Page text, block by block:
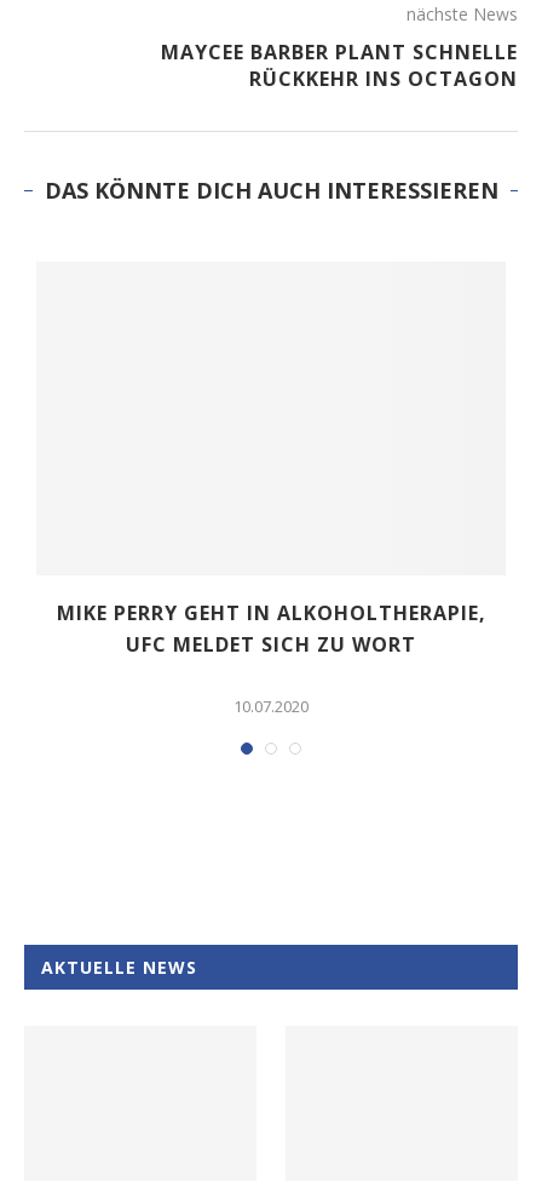
nächste News
MAYCEE BARBER PLANT SCHNELLE
RÜCKKEHR INS OCTAGON
DAS KÖNNTE DICH AUCH INTERESSIEREN
MIKE PERRY GEHT IN ALKOHOLTHERAPIE,
UFC MELDET SICH ZU WORT
10.07.2020
AKTUELLE NEWS